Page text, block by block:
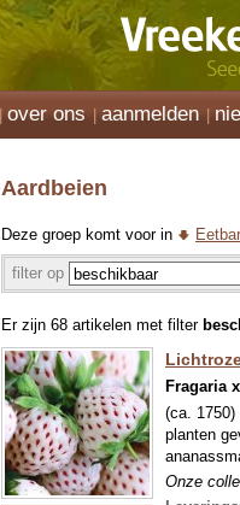
over ons aanmelden
Aardbeien
Deze groep komt voor in
filter op
Er zijn 68 artikelen met filter
Fragaria
(ca. 1750)
planten
Onze